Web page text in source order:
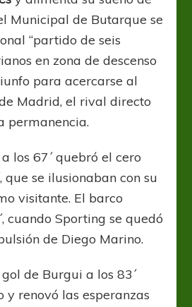
Municipal de Butarque se
“partido de seis
en zona de descenso
para acercarse al
Madrid, el rival directo
permanencia.
los 67´ quebró el cero
que se ilusionaban con su
visitante. El barco
cuando Sporting se quedó
de Diego Marino.
de Burgui a los 83´
renovó las esperanzas